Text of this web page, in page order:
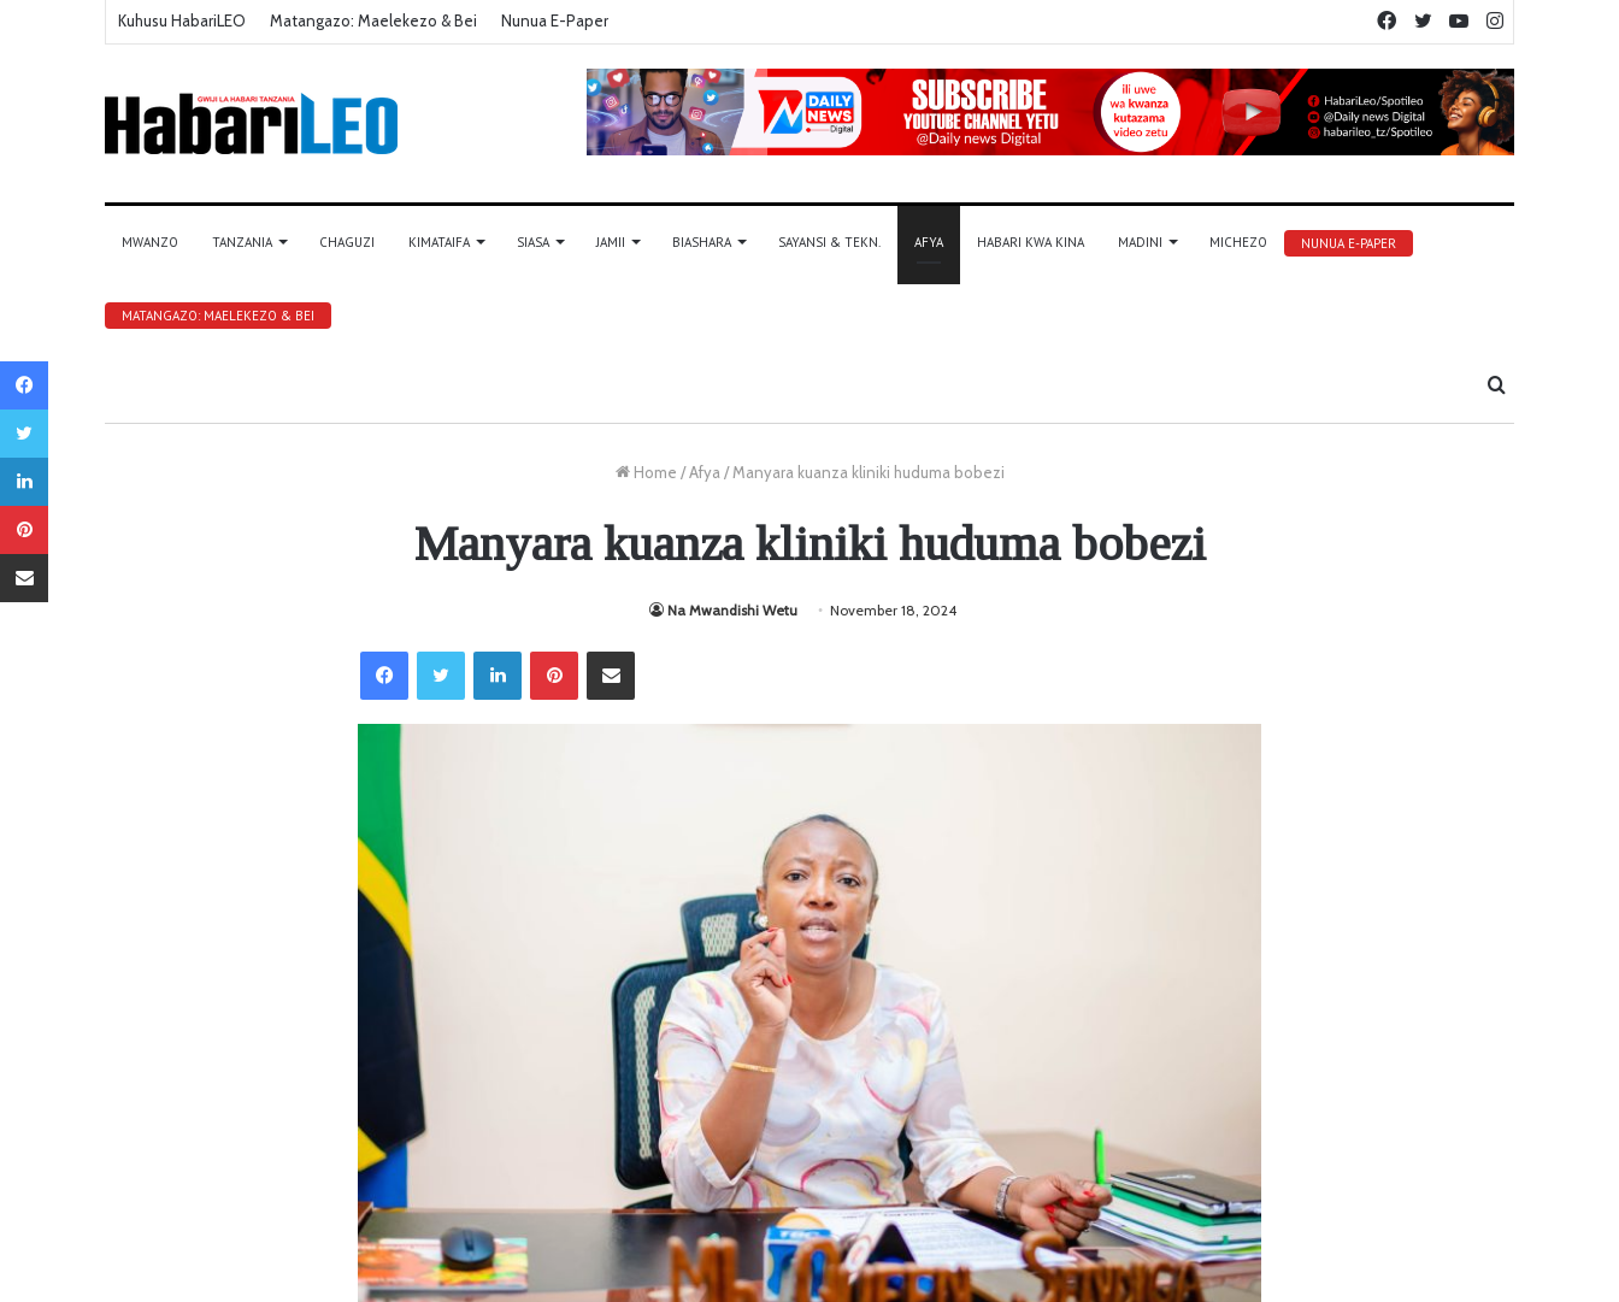
Kuhusu HabariLEO Matangazo: Maelekezo & Bei Nunua E-Paper YouTube
Twitter
Facebook
MWANZO TANZANIA CHAGUZI KIMATAIFA SIASA JAMII BIASHARA SAYANSI & TEKN. AFYA HABARI KWA KINA MADINI MICHEZO NUNUA E-PAPER
MATANGAZO: MAELEKEZO & BEI
Tafuta
Home / Afya / Manyara kuanza kliniki huduma bobezi
Manyara kuanza kliniki huduma bobezi
Na Mwandishi Wetu November 18, 2024
LinkedIn